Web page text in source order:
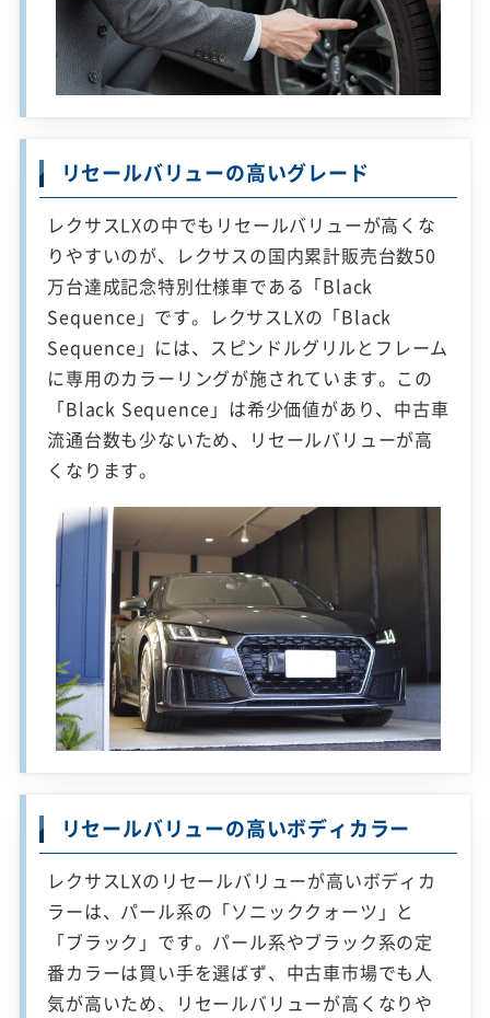
リセールバリューの高いグレード
レクサスLXの中でもリセールバリューが高くな
りやすいのが、レクサスの国内累計販売台数50
万台達成記念特別仕様車である「Black
Sequence」です。レクサスLXの「Black
Sequence」には、スピンドルグリルとフレーム
に専用のカラーリングが施されています。この
「Black Sequence」は希少価値があり、中古車
流通台数も少ないため、リセールバリューが高
くなります。
リセールバリューの高いボディカラー
レクサスLXのリセールバリューが高いボディカ
ラーは、パール系の「ソニッククォーツ」と
「ブラック」です。パール系やブラック系の定
番カラーは買い手を選ばず、中古車市場でも人
気が高いため、リセールバリューが高くなりや